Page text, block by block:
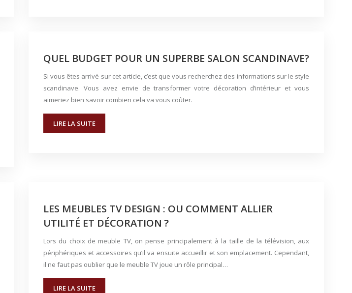
QUEL BUDGET POUR UN SUPERBE SALON SCANDINAVE?
Si vous êtes arrivé sur cet article, c’est que vous recherchez des informations sur le style
scandinave. Vous avez envie de transformer votre décoration d’intérieur et vous
aimeriez bien savoir combien cela va vous coûter.
LIRE LA SUITE
LES MEUBLES TV DESIGN : OU COMMENT ALLIER
UTILITÉ ET DÉCORATION ?
Lors du choix de meuble TV, on pense principalement à la taille de la télévision, aux
périphériques et accessoires qu’il va ensuite accueillir et son emplacement. Cependant,
il ne faut pas oublier que le meuble TV joue un rôle principal…
LIRE LA SUITE